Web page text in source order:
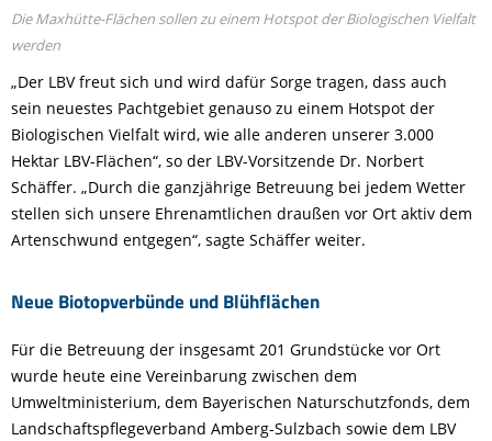
Die Maxhütte-Flächen sollen zu einem Hotspot der Biologischen Vielfalt
werden
„Der LBV freut sich und wird dafür Sorge tragen, dass auch
sein neuestes Pachtgebiet genauso zu einem Hotspot der
Biologischen Vielfalt wird, wie alle anderen unserer 3.000
Hektar LBV-Flächen“, so der LBV-Vorsitzende Dr. Norbert
Schäffer. „Durch die ganzjährige Betreuung bei jedem Wetter
stellen sich unsere Ehrenamtlichen draußen vor Ort aktiv dem
Artenschwund entgegen“, sagte Schäffer weiter.
Neue Biotopverbünde und Blühflächen
Für die Betreuung der insgesamt 201 Grundstücke vor Ort
wurde heute eine Vereinbarung zwischen dem
Umweltministerium, dem Bayerischen Naturschutzfonds, dem
Landschaftspflegeverband Amberg-Sulzbach sowie dem LBV